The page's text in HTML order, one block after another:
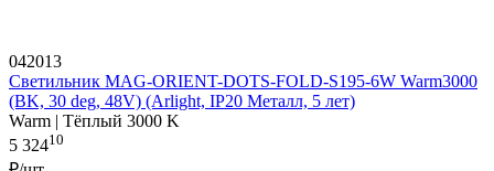
042013
Светильник MAG-ORIENT-DOTS-FOLD-S195-6W Warm3000
(BK, 30 deg, 48V) (Arlight, IP20 Металл, 5 лет)
Warm | Тёплый 3000 K
5 32410